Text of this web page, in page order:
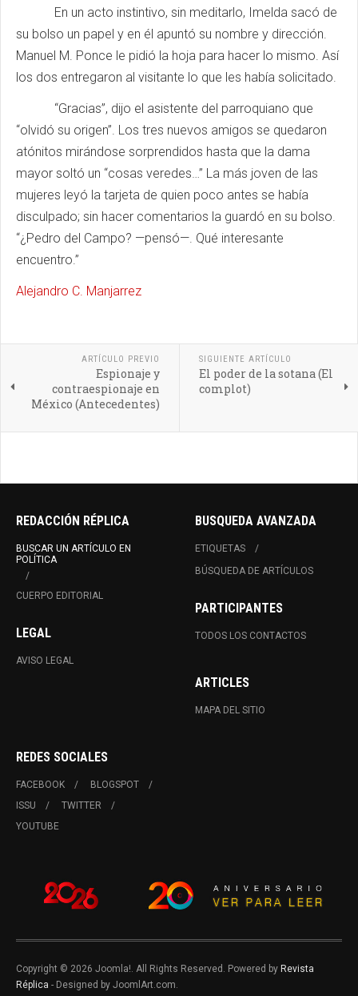
En un acto instintivo, sin meditarlo, Imelda sacó de
su bolso un papel y en él apuntó su nombre y dirección.
Manuel M. Ponce le pidió la hoja para hacer lo mismo. Así
los dos entregaron al visitante lo que les había solicitado.
“Gracias”, dijo el asistente del parroquiano que
“olvidó su origen”. Los tres nuevos amigos se quedaron
atónitos mirándose sorprendidos hasta que la dama
mayor soltó un “cosas veredes…” La más joven de las
mujeres leyó la tarjeta de quien poco antes se había
disculpado; sin hacer comentarios la guardó en su bolso.
“¿Pedro del Campo? —pensó—. Qué interesante
encuentro.”
Alejandro C. Manjarrez
ARTÍCULO PREVIO
Espionaje y
contraespionaje en
México (Antecedentes)
SIGUIENTE ARTÍCULO
El poder de la sotana (El
complot)
REDACCIÓN RÉPLICA
BUSCAR UN ARTÍCULO EN
POLÍTICA
CUERPO EDITORIAL
LEGAL
AVISO LEGAL
BUSQUEDA AVANZADA
ETIQUETAS
BÚSQUEDA DE ARTÍCULOS
PARTICIPANTES
TODOS LOS CONTACTOS
ARTICLES
MAPA DEL SITIO
REDES SOCIALES
FACEBOOK
BLOGSPOT
ISSU
TWITTER
YOUTUBE
Copyright © 2026 Joomla!. All Rights Reserved. Powered by Revista
Réplica - Designed by JoomlArt.com.